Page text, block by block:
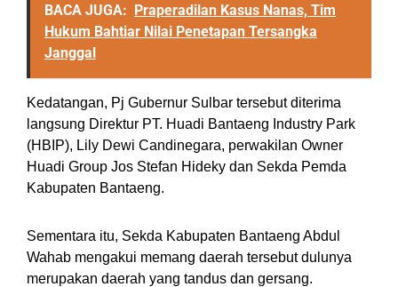
BACA JUGA: Praperadilan Kasus Nanas, Tim
Hukum Bahtiar Nilai Penetapan Tersangka
Janggal
Kedatangan, Pj Gubernur Sulbar tersebut diterima
langsung Direktur PT. Huadi Bantaeng Industry Park
(HBIP), Lily Dewi Candinegara, perwakilan Owner
Huadi Group Jos Stefan Hideky dan Sekda Pemda
Kabupaten Bantaeng.
Sementara itu, Sekda Kabupaten Bantaeng Abdul
Wahab mengakui memang daerah tersebut dulunya
merupakan daerah yang tandus dan gersang.